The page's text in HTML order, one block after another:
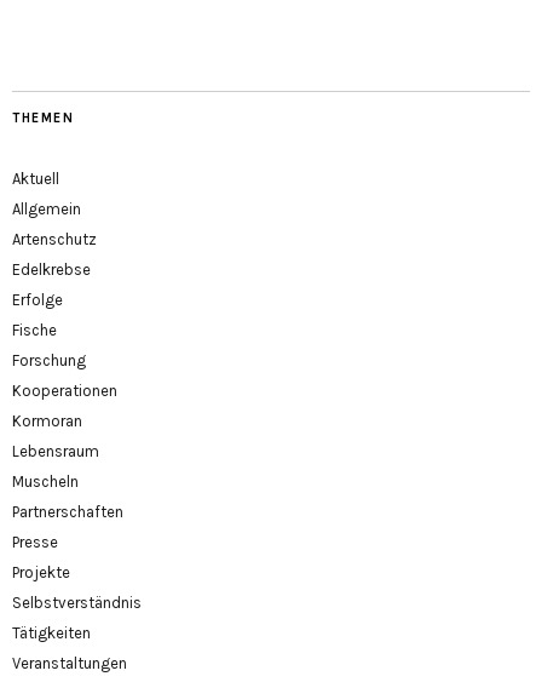
THEMEN
Aktuell
Allgemein
Artenschutz
Edelkrebse
Erfolge
Fische
Forschung
Kooperationen
Kormoran
Lebensraum
Muscheln
Partnerschaften
Presse
Projekte
Selbstverständnis
Tätigkeiten
Veranstaltungen